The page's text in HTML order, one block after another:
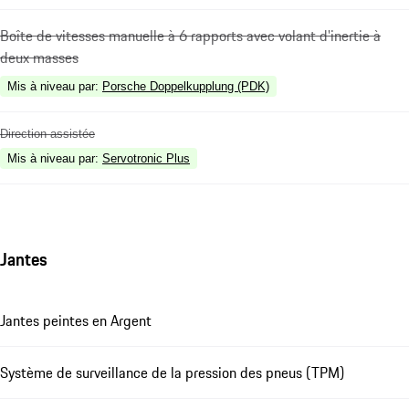
Boîte de vitesses manuelle à 6 rapports avec volant d'inertie à
deux masses
Mis à niveau par: Porsche Doppelkupplung (PDK)
Direction assistée
Mis à niveau par: Servotronic Plus
Jantes
Jantes peintes en Argent
Système de surveillance de la pression des pneus (TPM)